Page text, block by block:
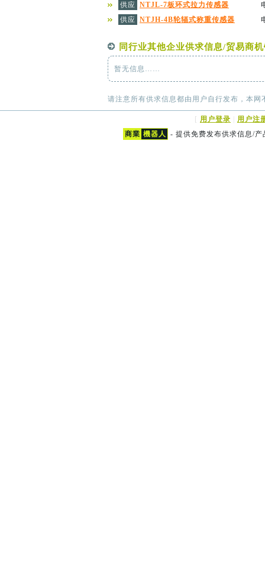
供应 NTJL-7板环式拉力传感器
供应 NTJH-4B轮辐式称重传感器
同行业其他企业供求信息/贸易商
暂无信息……
请注意所有供求信息都由用户自行发布，本
用户登录
用户注
商業 機器人 - 提供免费发布供求信息/